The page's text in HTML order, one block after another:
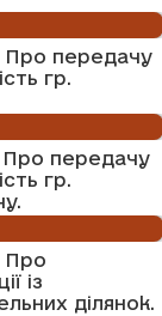
Про передачу
гр.
Про передачу
гр.
Про
із
ділянок.